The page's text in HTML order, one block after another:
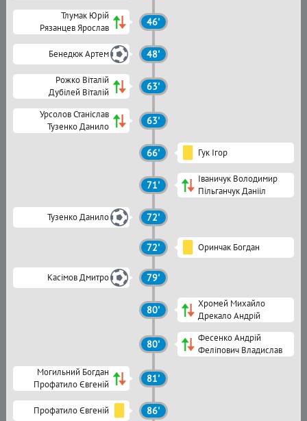
Тлумак Юрій
Рязанцев Ярослав
46'
Бенедюк Артем 48'
Рожко Віталій
Дубілей Віталій
63'
Урсолов Станіслав
Тузенко Данило
63'
66' Гук Ігор
71'
Іваничук Володимир
Пільганчук Данііл
Тузенко Данило 72'
72' Оринчак Богдан
Касімов Дмитро 79'
80'
Хромей Михайло
Дрекало Андрій
80'
Фесенко Андрій
Феліпович Владислав
Могильний Богдан
Профатило Євгеній
81'
Профатило Євгеній 86'